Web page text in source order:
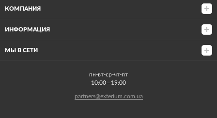
КОМПАНИЯ
ИНФОРМАЦИЯ
МЫ В СЕТИ
пн-вт-ср-чт-пт
10:00—19:00
partners@exterium.com.ua